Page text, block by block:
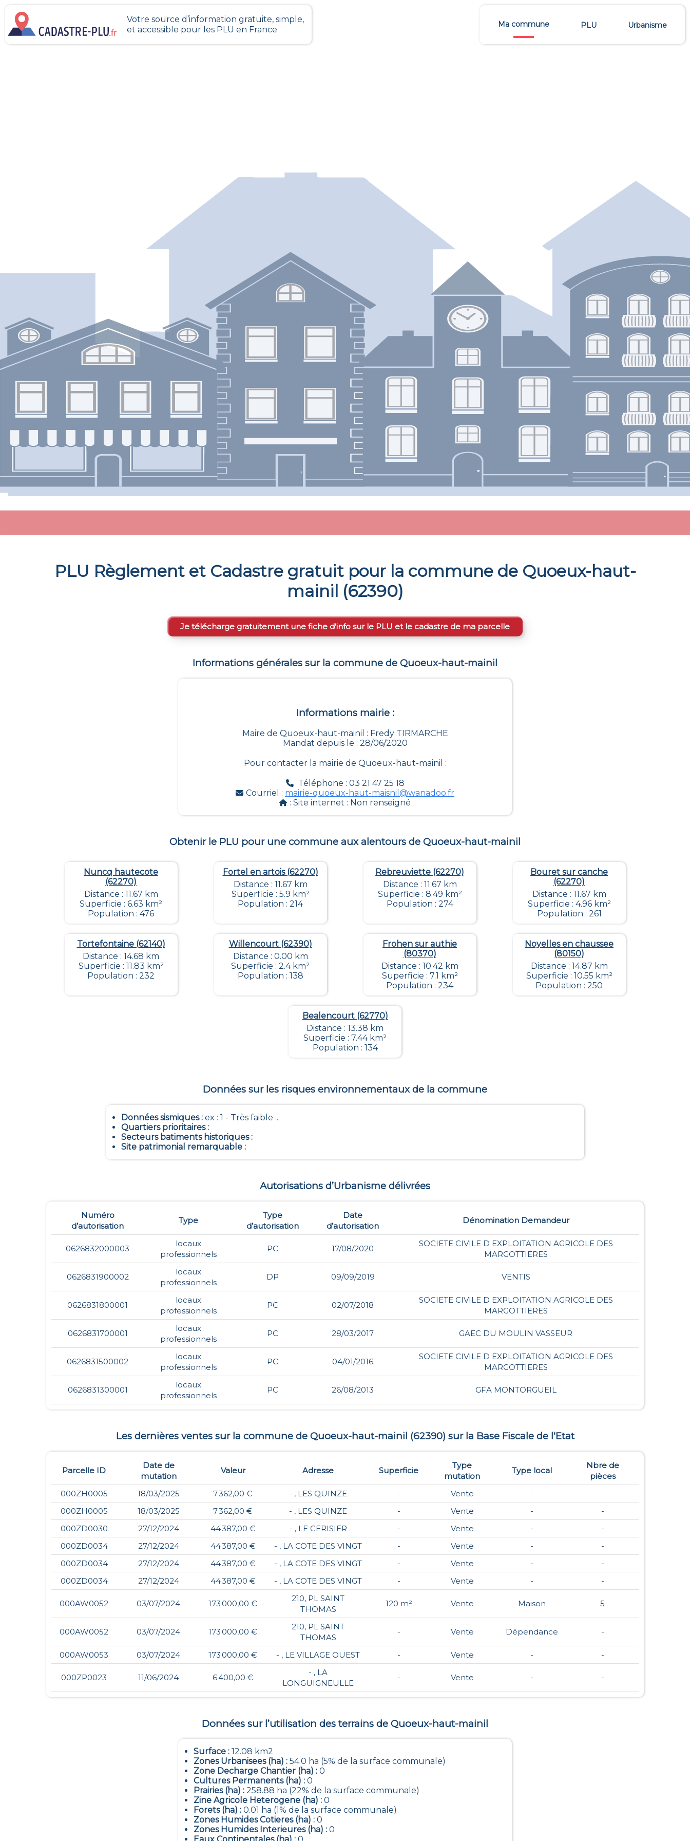
Votre source d’information gratuite, simple,
et accessible pour les PLU en France
Ma commune PLU Urbanisme
PLU Règlement et Cadastre gratuit pour la commune de Quoeux-haut-
mainil (62390)
Je télécharge gratuitement une fiche d’info sur le PLU et le cadastre de ma parcelle
Informations générales sur la commune de Quoeux-haut-mainil
Informations mairie :
Maire de Quoeux-haut-mainil : Fredy TIRMARCHE
Mandat depuis le : 28/06/2020
Pour contacter la mairie de Quoeux-haut-mainil :
Téléphone : 03 21 47 25 18
Courriel : mairie-quoeux-haut-maisnil@wanadoo.fr
: Site internet : Non renseigné
Obtenir le PLU pour une commune aux alentours de Quoeux-haut-mainil
Nuncq hautecote
(62270)
Distance : 11.67 km
Superficie : 6.63 km²
Population : 476
Fortel en artois (62270)
Distance : 11.67 km
Superficie : 5.9 km²
Population : 214
Rebreuviette (62270)
Distance : 11.67 km
Superficie : 8.49 km²
Population : 274
Bouret sur canche
(62270)
Distance : 11.67 km
Superficie : 4.96 km²
Population : 261
Tortefontaine (62140)
Distance : 14.68 km
Superficie : 11.83 km²
Population : 232
Willencourt (62390)
Distance : 0.00 km
Superficie : 2.4 km²
Population : 138
Frohen sur authie
(80370)
Distance : 10.42 km
Superficie : 7.1 km²
Population : 234
Noyelles en chaussee
(80150)
Distance : 14.87 km
Superficie : 10.55 km²
Population : 250
Bealencourt (62770)
Distance : 13.38 km
Superficie : 7.44 km²
Population : 134
Données sur les risques environnementaux de la commune
Données sismiques:ex : 1 - Très faible ...
Quartiers prioritaires:
Secteurs batiments historiques:
Site patrimonial remarquable :
Autorisations d’Urbanisme délivrées
Numéro
d’autorisation
Type
Type
d’autorisation
Date
d’autorisation
Dénomination Demandeur
0626832000003
locaux
professionnels
PC 17/08/2020
SOCIETE CIVILE D EXPLOITATION AGRICOLE DES
MARGOTTIERES
0626831900002
locaux
professionnels
DP 09/09/2019 VENTIS
0626831800001
locaux
professionnels
PC 02/07/2018
SOCIETE CIVILE D EXPLOITATION AGRICOLE DES
MARGOTTIERES
0626831700001
locaux
professionnels
PC 28/03/2017 GAEC DU MOULIN VASSEUR
0626831500002
locaux
professionnels
PC 04/01/2016
SOCIETE CIVILE D EXPLOITATION AGRICOLE DES
MARGOTTIERES
0626831300001
locaux
professionnels
PC 26/08/2013 GFA MONTORGUEIL
Les dernières ventes sur la commune de Quoeux-haut-mainil (62390) sur la Base Fiscale de l‘Etat
Parcelle ID
Date de
mutation
Valeur Adresse Superficie
Type
mutation
Type local
Nbre de
pièces
000ZH0005
18/03/2025 7 362,00 € - , LES QUINZE - Vente -
-
000ZH0005
18/03/2025 7 362,00 € - , LES QUINZE - Vente -
-
000ZD0030
27/12/2024 44 387,00 € - , LE CERISIER - Vente -
-
000ZD0034
27/12/2024 44 387,00 € - , LA COTE DES VINGT - Vente -
-
000ZD0034
27/12/2024 44 387,00 € - , LA COTE DES VINGT - Vente -
-
000ZD0034
27/12/2024 44 387,00 € - , LA COTE DES VINGT - Vente - -
000AW0052 03/07/2024 173 000,00 €
210, PL SAINT
THOMAS
120 m² Vente Maison 5
000AW0052 03/07/2024 173 000,00 €
210, PL SAINT
THOMAS
- Vente Dépendance -
000AW0053 03/07/2024 173 000,00 € - , LE VILLAGE OUEST - Vente - -
000ZP0023 11/06/2024 6 400,00 €
- , LA
LONGUIGNEULLE
- Vente - -
Données sur l’utilisation des terrains de Quoeux-haut-mainil
Surface : 12.08 km2
Zones Urbanisees (ha) : 54.0 ha (5% de la surface communale)
Zone Decharge Chantier (ha) : 0
Cultures Permanents (ha) : 0
Prairies (ha) : 258.88 ha (22% de la surface communale)
Zine Agricole Heterogene (ha) : 0
Forets (ha) : 0.01 ha (1% de la surface communale)
Zones Humides Cotieres (ha) : 0
Zones Humides Interieures (ha) : 0